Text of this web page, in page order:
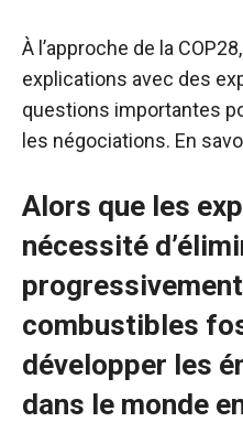
À l’approche de la
explications avec des
questions importantes
les négociations. En
Alors que les
nécessité
combustibles
développer les
dans le monde